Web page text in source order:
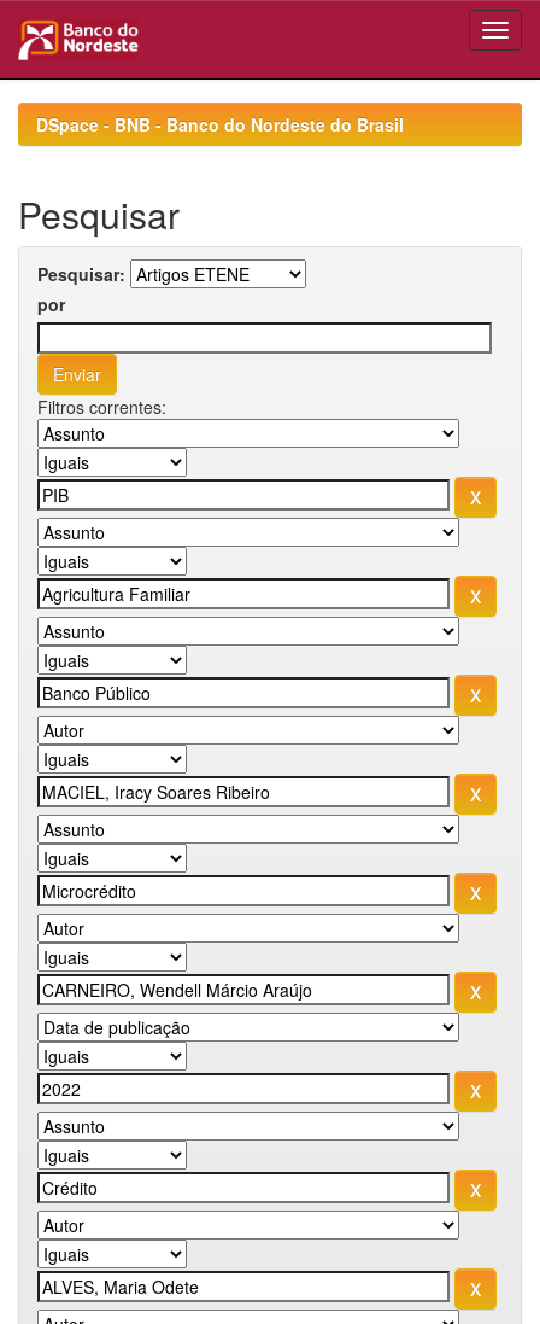
navigationDSpace - BNB - Banco do Nordeste do Brasil
Pesquisar
Pesquisar:
por
Filtros correntes: